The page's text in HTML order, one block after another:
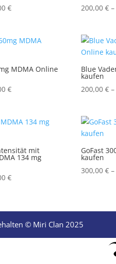
€Price
through
200,00€ –
MDMA Online
€Price
through
Blue
kaufen
200,00€ –
mit
134 mg
€Price
through
2.000,00 €
GoFast
kaufen
300,00€ –
© Miri Clan 2025